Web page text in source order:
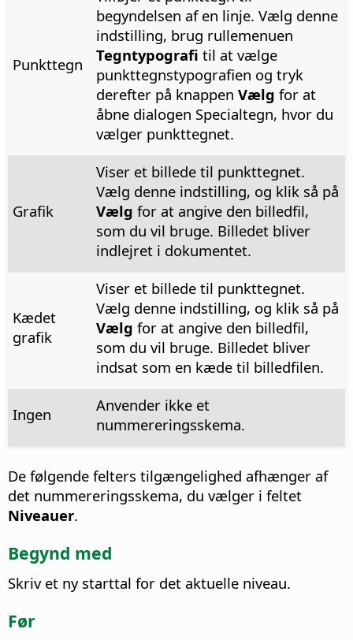
Punkttegn
begyndelsen af en linje. Vælg denne
indstilling, brug rullemenuen
Tegntypografi til at vælge
punkttegnstypografien og tryk
derefter på knappen Vælg for at
åbne dialogen Specialtegn, hvor du
vælger punkttegnet.
Grafik
Viser et billede til punkttegnet.
Vælg denne indstilling, og klik så på
Vælg for at angive den billedfil,
som du vil bruge. Billedet bliver
indlejret i dokumentet.
Kædet
grafik
Viser et billede til punkttegnet.
Vælg denne indstilling, og klik så på
Vælg for at angive den billedfil,
som du vil bruge. Billedet bliver
indsat som en kæde til billedfilen.
Ingen
Anvender ikke et
nummereringsskema.
De følgende felters tilgængelighed afhænger af
det nummereringsskema, du vælger i feltet
Niveauer.
Begynd med
Skriv et ny starttal for det aktuelle niveau.
Før